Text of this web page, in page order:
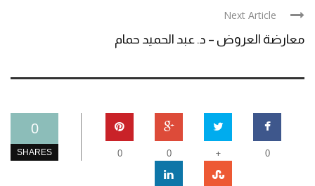
Next Article
معارضة العروض – د. عبد الحميد حمام
0
SHARES 0
+
0
0